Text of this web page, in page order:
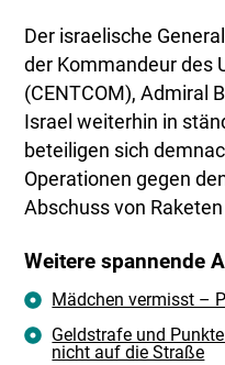
Der israelische
der Kommandeur des
(CENTCOM), Admiral
Israel weiterhin in
beteiligen sich
Operationen gegen
Abschuss von
Weitere spannende
Mädchen vermisst –
Geldstrafe und
nicht auf die Straße